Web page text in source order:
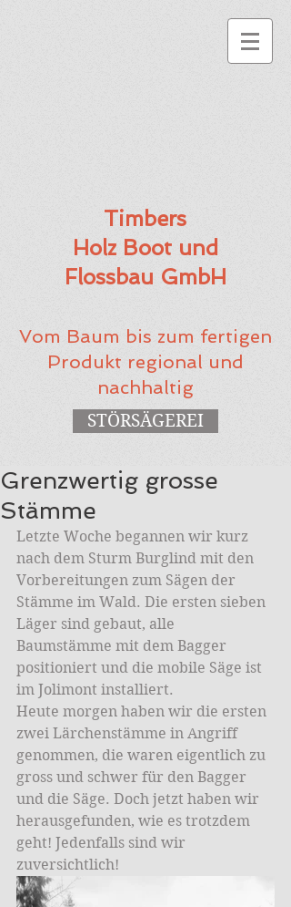
Timbers
Holz Boot und
Flossbau GmbH
Vom Baum bis zum fertigen
Produkt regional und
nachhaltig
STÖRSÄGEREI
Grenzwertig grosse
Stämme
Letzte Woche begannen wir kurz
nach dem Sturm Burglind mit den
Vorbereitungen zum Sägen der
Stämme im Wald. Die ersten sieben
Läger sind gebaut, alle
Baumstämme mit dem Bagger
positioniert und die mobile Säge ist
im Jolimont installiert.
Heute morgen haben wir die ersten
zwei Lärchenstämme in Angriff
genommen, die waren eigentlich zu
gross und schwer für den Bagger
und die Säge. Doch jetzt haben wir
herausgefunden, wie es trotzdem
geht! Jedenfalls sind wir
zuversichtlich!